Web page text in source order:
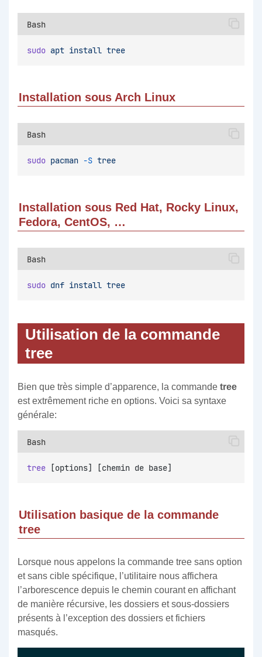
Bash
sudo apt install tree
Installation sous Arch Linux
Bash
sudo pacman -S tree
Installation sous Red Hat, Rocky Linux,
Fedora, CentOS, …
Bash
sudo dnf install tree
Utilisation de la commande
tree
Bien que très simple d’apparence, la commande tree
est extrêmement riche en options. Voici sa syntaxe
générale:
Bash
tree [options] [chemin de base]
Utilisation basique de la commande
tree
Lorsque nous appelons la commande tree sans option
et sans cible spécifique, l’utilitaire nous affichera
l’arborescence depuis le chemin courant en affichant
de manière récursive, les dossiers et sous-dossiers
présents à l’exception des dossiers et fichiers
masqués.